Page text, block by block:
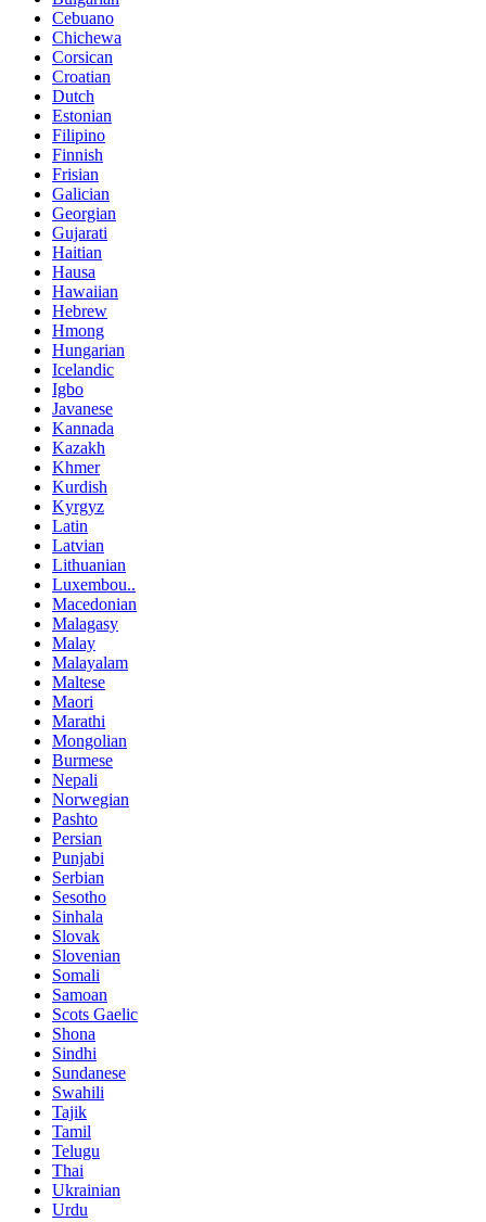
Cebuano
Chichewa
Corsican
Croatian
Dutch
Estonian
Filipino
Finnish
Frisian
Galician
Georgian
Gujarati
Haitian
Hausa
Hawaiian
Hebrew
Hmong
Hungarian
Icelandic
Igbo
Javanese
Kannada
Kazakh
Khmer
Kurdish
Kyrgyz
Latin
Latvian
Lithuanian
Luxembou..
Macedonian
Malagasy
Malay
Malayalam
Maltese
Maori
Marathi
Mongolian
Burmese
Nepali
Norwegian
Pashto
Persian
Punjabi
Serbian
Sesotho
Sinhala
Slovak
Slovenian
Somali
Samoan
Scots Gaelic
Shona
Sindhi
Sundanese
Swahili
Tajik
Tamil
Telugu
Thai
Ukrainian
Urdu